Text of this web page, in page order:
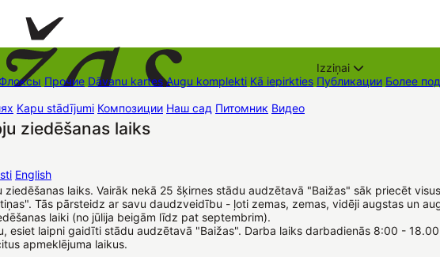
English
Флоксы Прочие Dāvanu kartes Augu komplekti Kā iepirkties
Izziņai
Публикации Более
Kapu stādījumi Композиции Наш сад Питомник Видео
ziedēšanas laiks
laiks. Vairāk nekā 25 šķirnes stādu audzētavā "Baižas" sāk priecēt
Tās pārsteidz ar savu daudzveidību - ļoti zemas, zemas, vidēji augstas un
laiki (no jūlija beigām līdz pat septembrim).
esiet laipni gaidīti stādu audzētavā "Baižas". Darba laiks darbadienās 8:00 -
apmeklējuma laikus.